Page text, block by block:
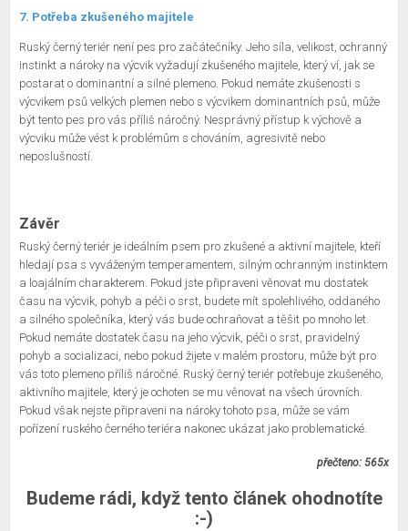
7. Potřeba zkušeného majitele
Ruský černý teriér není pes pro začátečníky. Jeho síla, velikost, ochranný
instinkt a nároky na výcvik vyžadují zkušeného majitele, který ví, jak se
postarat o dominantní a silné plemeno. Pokud nemáte zkušenosti s
výcvikem psů velkých plemen nebo s výcvikem dominantních psů, může
být tento pes pro vás příliš náročný. Nesprávný přístup k výchově a
výcviku může vést k problémům s chováním, agresivitě nebo
neposlušností.
Závěr
Ruský černý teriér je ideálním psem pro zkušené a aktivní majitele, kteří
hledají psa s vyváženým temperamentem, silným ochranným instinktem
a loajálním charakterem. Pokud jste připraveni věnovat mu dostatek
času na výcvik, pohyb a péči o srst, budete mít spolehlivého, oddaného
a silného společníka, který vás bude ochraňovat a těšit po mnoho let.
Pokud nemáte dostatek času na jeho výcvik, péči o srst, pravidelný
pohyb a socializaci, nebo pokud žijete v malém prostoru, může být pro
vás toto plemeno příliš náročné. Ruský černý teriér potřebuje zkušeného,
aktivního majitele, který je ochoten se mu věnovat na všech úrovních.
Pokud však nejste připraveni na nároky tohoto psa, může se vám
pořízení ruského černého teriéra nakonec ukázat jako problematické.
přečteno: 565x
Budeme rádi, když tento článek ohodnotíte
:-)